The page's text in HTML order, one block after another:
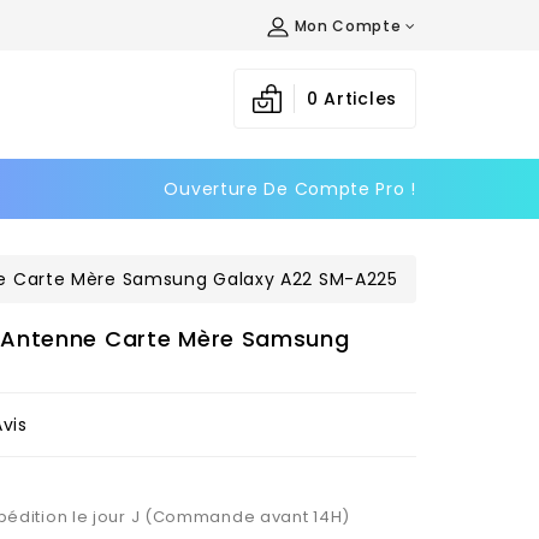
Mon Compte
0 Articles
Ouverture De Compte Pro !
Mère Samsung Galaxy A22 SM-A225
Carte Mère Samsung
le jour J (Commande avant 14H)